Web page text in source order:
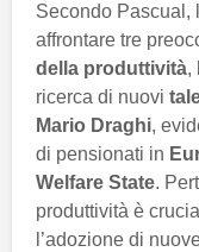
Secondo Pascual,
affrontare tre
della produttività,
ricerca di nuovi
Mario Draghi,
di pensionati in
Welfare State.
produttività è
l’adozione di